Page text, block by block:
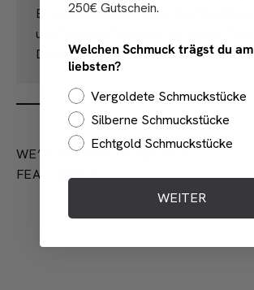
Ein Unternehmen, dass Nachhaltigkeit
und faire Fertigung ernst nimmt. Tolle
Designs und unglaublich gute Qualität!
WE’RE MAKING HEADLINES.
FEATURED IN
250€ Gutschein.
Welchen Schmuck trägst du am
liebsten?
Vergoldete Schmuckstücke
Silberne Schmuckstücke
Echtgold Schmuckstücke
WEITER